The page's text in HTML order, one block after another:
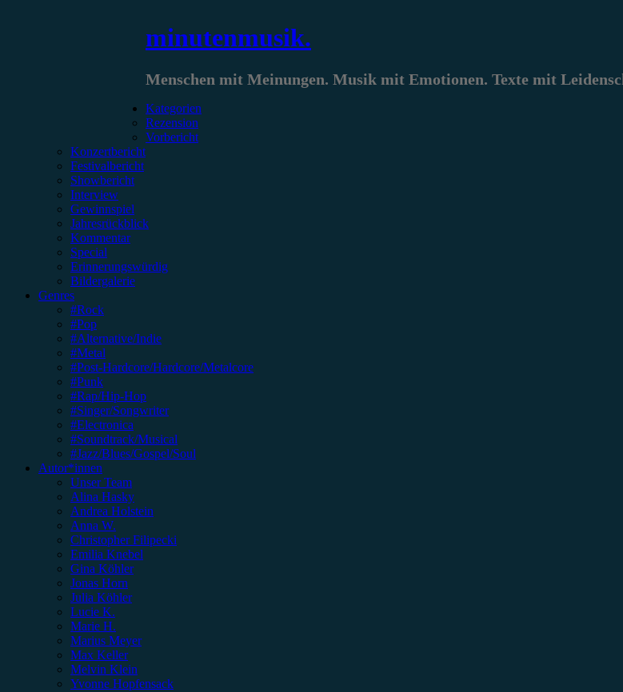
minutenmusik.
Menschen mit Meinungen. Musik mit Emotionen. Texte mit
Kategorien
Rezension
Vorbericht
Konzertbericht
Festivalbericht
Showbericht
Interview
Gewinnspiel
Jahresrückblick
Kommentar
Special
Erinnerungswürdig
Bildergalerie
Genres
#Rock
#Pop
#Alternative/Indie
#Metal
#Post-Hardcore/Hardcore/Metalcore
#Punk
#Rap/Hip-Hop
#Singer/Songwriter
#Electronica
#Soundtrack/Musical
#Jazz/Blues/Gospel/Soul
Autor*innen
Unser Team
Alina Hasky
Andrea Holstein
Anna W.
Christopher Filipecki
Emilia Knebel
Gina Köhler
Jonas Horn
Julia Köhler
Lucie K.
Marie H.
Marius Meyer
Max Keller
Melvin Klein
Yvonne Hopfensack